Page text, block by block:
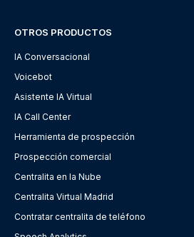
OTROS PRODUCTOS
IA Conversacional
Voicebot
Asistente IA Virtual
IA Call Center
Herramienta de prospección
Prospección comercial
Centralita en la Nube
Centralita Virtual Madrid
Contratar centralita de teléfono